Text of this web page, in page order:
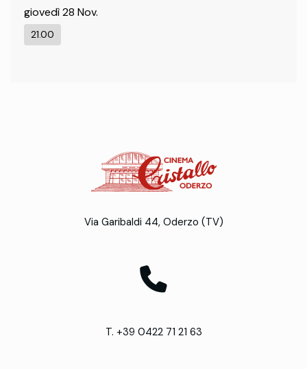
giovedì 28 Nov.
21.00
Via Garibaldi 44, Oderzo (TV)
T. +39 0422 71 21 63